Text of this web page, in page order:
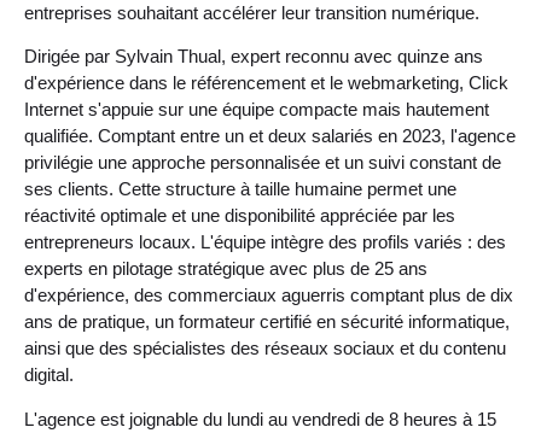
entreprises souhaitant accélérer leur transition numérique.
Dirigée par Sylvain Thual, expert reconnu avec quinze ans
d'expérience dans le référencement et le webmarketing, Click
Internet s'appuie sur une équipe compacte mais hautement
qualifiée. Comptant entre un et deux salariés en 2023, l'agence
privilégie une approche personnalisée et un suivi constant de
ses clients. Cette structure à taille humaine permet une
réactivité optimale et une disponibilité appréciée par les
entrepreneurs locaux. L'équipe intègre des profils variés : des
experts en pilotage stratégique avec plus de 25 ans
d'expérience, des commerciaux aguerris comptant plus de dix
ans de pratique, un formateur certifié en sécurité informatique,
ainsi que des spécialistes des réseaux sociaux et du contenu
digital.
L'agence est joignable du lundi au vendredi de 8 heures à 15